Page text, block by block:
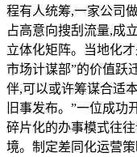
程有人统筹,一家公司
占高意向搜刮流量,成
立体化矩阵。当地化
市场计谋部”的价值跃
伴,可以或许筹谋合适
旧事发布。”一位成功
碎片化的办事模式往
境。制定差同化运营